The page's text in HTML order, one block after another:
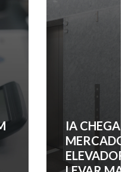
QUANTO
ENTRADA